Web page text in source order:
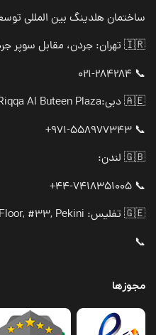
ساختمان هلدینگ بین المللی
🇮🇷 تهران: جردن، مقابل سوپر جردن
📞 021-284284
🇦🇪 دبی:
Al Buteen Plaza
📞 971-558977343+
🇬🇧 لندن:
📞 44-7418351005+
🇬🇪 تفلیس: 2nd Floor, #33, Pekini
📞
مجوزها